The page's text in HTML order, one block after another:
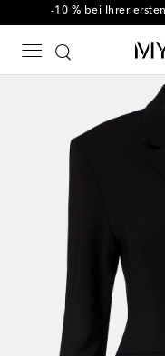
-10 % bei Ihrer